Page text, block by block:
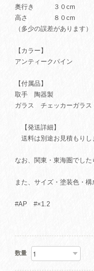
奥行き ３０cm
高さ ８０cm
（多少の誤差があります）
【カラー】
アンティークパイン
【付属品】
取手 陶器製
ガラス チェッカーガラ
【発送詳細】
送料は別途お見積もりし
なお、関東・東海圏でした
また、サイズ・塗装色・構
#AP #×1.2
数量